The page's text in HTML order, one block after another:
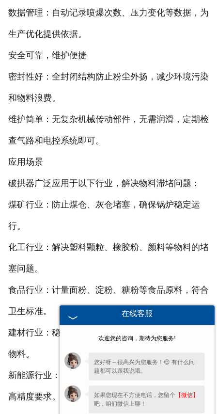
数据管理：自动记录喷爆次数、压力变化等数据，为
生产优化提供依据。
安全可靠，维护便捷
密封性好：全封闭结构防止粉尘外扬，减少环境污染
和物料浪费。
维护简单：无复杂机械传动部件，无需润滑，定期检
查气路和电控系统即可。
应用场景
破拱器广泛应用于以下行业，解决物料滞堵问题：
煤矿行业：防止煤仓、灰仓堵塞，确保锅炉稳定运
行。
化工行业：解决塑料颗粒、橡胶粉、颜料等物料的堵
塞问题。
食品行业：计量面粉、淀粉、糖粉等食品原料，符合
卫生标准。
建材行业：稳定输送水泥、石灰粉、膨润土等高粉尘
物料。
新能源行业：微量添加锂粉、钴粉等电池材料，满足
高精度要求。
在线客服
欢迎您的咨询，期待为您服务!
您好呀～很高兴为您服务！😊 有什么问
题都可以跟我说哦。
如果您现在不方便电话，您留个 【微信】
吧，咱们微信上聊！